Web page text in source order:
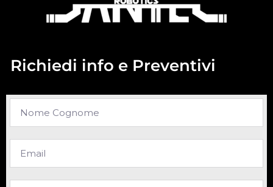
Richiedi info e Preventivi